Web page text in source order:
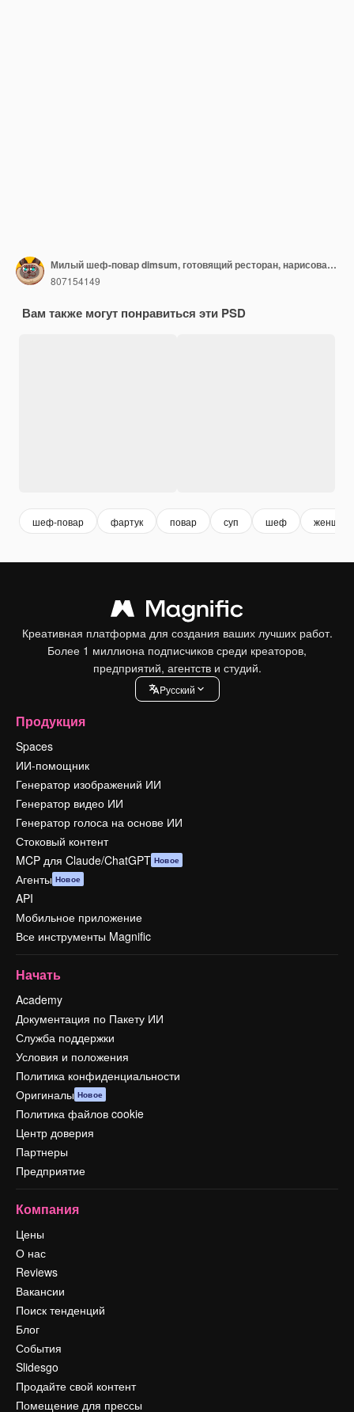
Милый шеф-повар dimsum, готовящий ресторан, нарисованный вручную иллюстрацией мультфильма
807154149
Вам также могут понравиться эти PSD
шеф-повар фартук повар суп шеф
Креативная платформа для создания ваших лучших работ.
Более 1 миллиона подписчиков среди креаторов,
предприятий, агентств и студий.
Pусский
Продукция
Spaces
ИИ-помощник
Генератор изображений ИИ
Генератор видео ИИ
Генератор голоса на основе ИИ
Стоковый контент
MCP для Claude/ChatGPT Новое
Агенты Новое
API
Мобильное приложение
Все инструменты Magnific
Начать
Academy
Документация по Пакету ИИ
Служба поддержки
Условия и положения
Политика конфиденциальности
Оригиналы Новое
Политика файлов cookie
Центр доверия
Партнеры
Предприятие
Компания
Цены
О нас
Reviews
Вакансии
Поиск тенденций
Блог
События
Slidesgo
Продайте свой контент
Помещение для прессы